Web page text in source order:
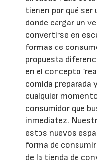
tienen por qué ser
donde cargar un
convertirse en
formas de
propuesta
en el concepto
comida preparada
cualquier
consumidor que
inmediatez.
estos nuevos
forma de
de la tienda de